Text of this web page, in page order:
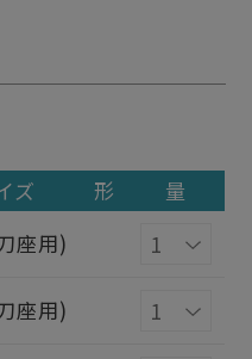
ズ 形
量
座用)
座用)